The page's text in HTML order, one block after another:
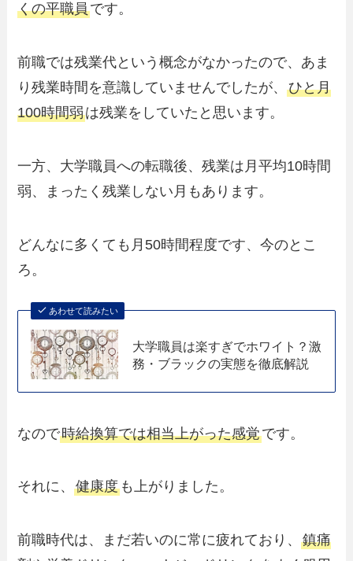
くの平職員です。
前職では残業代という概念がなかったので、あま
り残業時間を意識していませんでしたが、ひと月
100時間弱は残業をしていたと思います。
一方、大学職員への転職後、残業は月平均10時間
弱、まったく残業しない月もあります。
どんなに多くても月50時間程度です、今のとこ
ろ。
あわせて読みたい
大学職員は楽すぎでホワイト？激
務・ブラックの実態を徹底解説
なので時給換算では相当上がった感覚です。
それに、健康度 も上がりました。
前職時代は、まだ若いのに常に疲れており、鎮痛